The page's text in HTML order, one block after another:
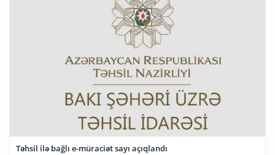
Təhsil ilə bağlı e-müraciət sayı açıqlandı